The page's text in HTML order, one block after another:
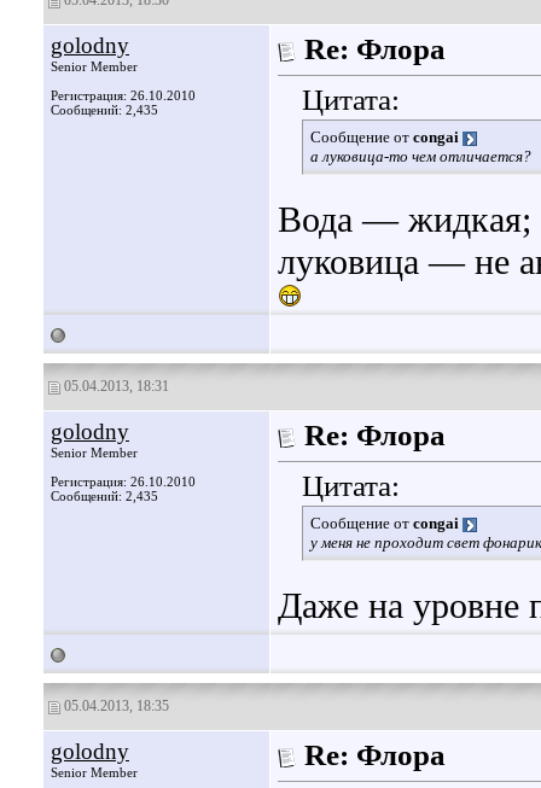
golodny
Senior Member
Регистрация: 26.10.2010
Сообщений: 2,435
Re: Флора
Цитата:
Сообщение от congai
а луковица-то чем отличается?
Вода — жидкая;
луковица — не
05.04.2013, 18:31
golodny
Senior Member
Регистрация: 26.10.2010
Сообщений: 2,435
Re: Флора
Цитата:
Сообщение от congai
у меня не проходит свет
Даже на уровне
05.04.2013, 18:35
golodny
Senior Member
Re: Флора